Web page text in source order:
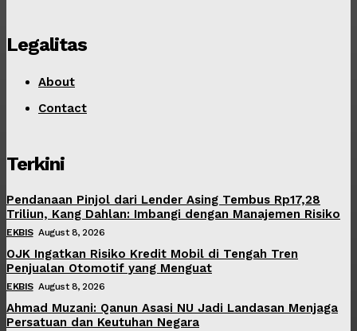
Legalitas
About
Contact
Terkini
Pendanaan Pinjol dari Lender Asing Tembus Rp17,28
Triliun, Kang Dahlan: Imbangi dengan Manajemen Risiko
EKBIS August 8, 2026
OJK Ingatkan Risiko Kredit Mobil di Tengah Tren
Penjualan Otomotif yang Menguat
EKBIS August 8, 2026
Ahmad Muzani: Qanun Asasi NU Jadi Landasan Menjaga
Persatuan dan Keutuhan Negara